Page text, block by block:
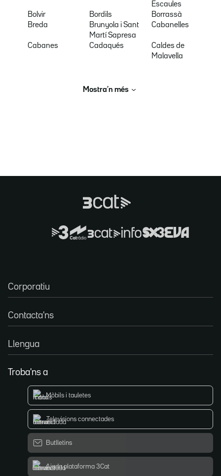
Escaules
Bolvir
Bordils
Borrassà
Breda
Brunyola i Sant
Martí Sapresa
Cabanelles
Cabanes Cadaqués
Caldes de
Malavella
Mostra’n més
Corporatiu
Contacta'ns
Llengua
Troba'ns a
Mòbils i tauletes
Televisions connectades
Butlletins
Ajuda plataforma 3Cat